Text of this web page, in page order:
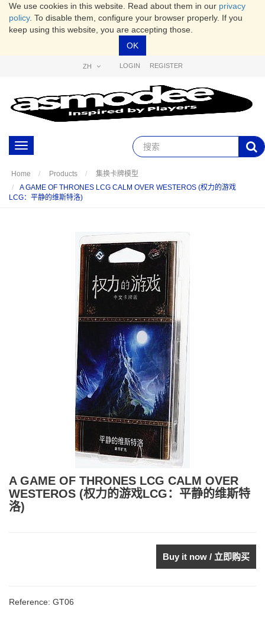
We use cookies in this website. Read about them in our privacy
policy. To disable them, configure your browser properly. If you
keep using this website, you are accepting those.
OK
ZH LOGIN REGISTER
Toggle
navigation
Home Products
集换卡牌模型
A GAME OF THRONES LCG CALM OVER WESTEROS (权力的游戏
LCG：平静的维斯特洛)
A GAME OF THRONES LCG CALM OVER
WESTEROS (权力的游戏LCG：平静的维斯特
洛)
Buy it now / 立即购买
Reference: GT06